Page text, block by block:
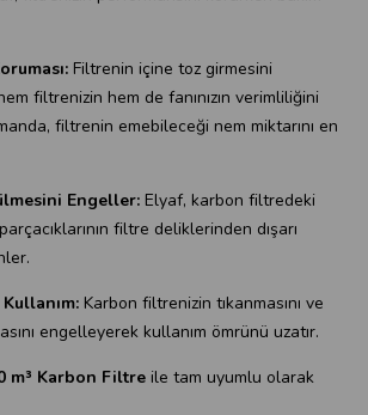
Filtrenin içine toz girmesini
filtrenizin hem de fanınızın verimliliğini
filtrenin emebileceği nem miktarını en
Engeller: Elyaf, karbon filtredeki
filtre deliklerinden dışarı
Karbon filtrenizin tıkanmasını ve
engelleyerek kullanım ömrünü uzatır.
m³ Karbon Filtre ile tam uyumlu olarak